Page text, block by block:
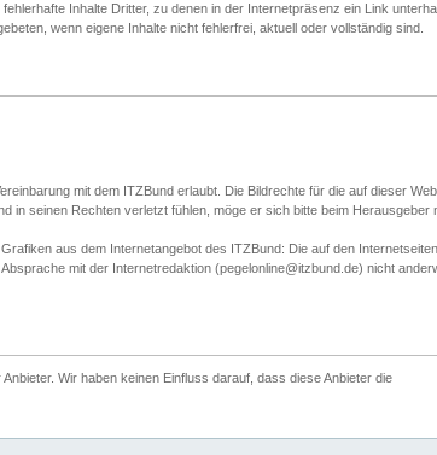
Inhalte Dritter, zu denen in der Internetpräsenz ein Link
wenn eigene Inhalte nicht fehlerfrei, aktuell oder vollständig sind.
mit dem ITZBund erlaubt. Die Bildrechte für die auf dieser
in seinen Rechten verletzt fühlen, möge er sich bitte beim Herausgeber
aus dem Internetangebot des ITZBund: Die auf den
mit der Internetredaktion (pegelonline@itzbund.de) nicht
Wir haben keinen Einfluss darauf, dass diese Anbieter die